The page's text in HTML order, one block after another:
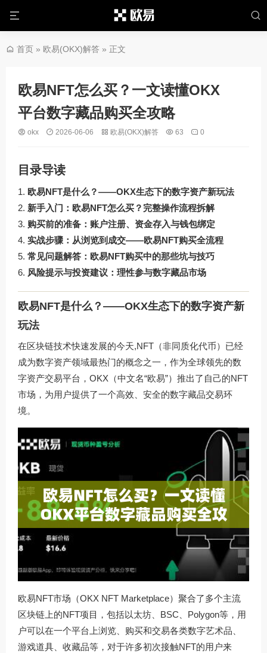
首页 » 欧易(OKX)解答 » 正文
欧易NFT怎么买？一文读懂OKX
平台数字藏品购买全攻略
okx 2026-06-06 欧易(OKX)解答 63 0
目录导读
欧易NFT是什么？——OKX生态下的数字资产新玩法
新手入门：欧易NFT怎么买？完整操作流程拆解
购买前的准备：账户注册、资金存入与钱包绑定
实战步骤：从浏览到成交——欧易NFT购买全流程
常见问题解答：欧易NFT购买中的那些坑与技巧
风险提示与投资建议：理性参与数字藏品市场
欧易NFT是什么？——OKX生态下的数字资产新
玩法
在区块链技术快速发展的今天,NFT（非同质化代币）已经
成为数字资产领域最热门的概念之一，作为全球领先的数
字资产交易平台，OKX（中文名“欧易”）推出了自己的NFT
市场，为用户提供了一个高效、安全的数字藏品交易环
境。
欧易NFT市场（OKX NFT Marketplace）聚合了多个主流
区块链上的NFT项目，包括以太坊、BSC、Polygon等，用
户可以在一个平台上浏览、购买和交易各类数字艺术品、
游戏道具、收藏品等，对于许多初次接触NFT的用户来